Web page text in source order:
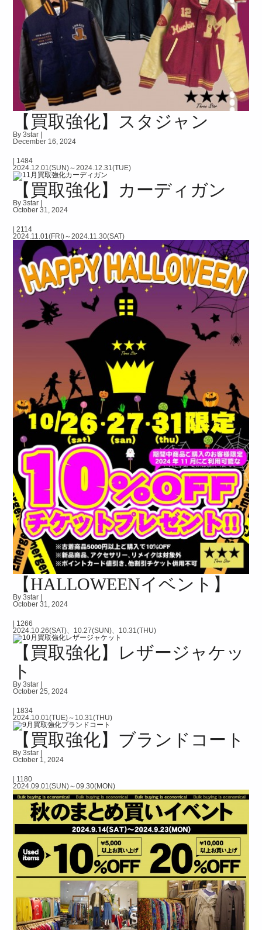
【買取強化】スタジャン
By 3star |
December 16, 2024
1484
2024.12.01(SUN)～2024.12.31(TUE)
【買取強化】カーディガン
By 3star |
October 31, 2024
|2114
2024.11.01(FRI)～2024.11.30(SAT)
【HALLOWEENイベント】
By 3star |
October 31, 2024
| 1266
2024.10.26(SAT)、10.27(SUN)、10.31(THU)
【買取強化】レザージャケッ
ト
By 3star |
October 25, 2024
| 1834
2024.10.01(TUE)～10.31(THU)
【買取強化】ブランドコート
By 3star |
October 1, 2024
| 1180
2024.09.01(SUN)～09.30(MON)